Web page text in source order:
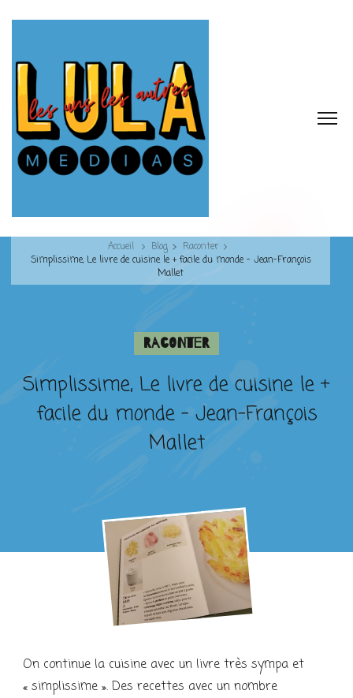
Accueil Blog
Raconter
Simplissime, Le livre de cuisine le + facile du monde – Jean-François
Mallet
Raconter
Simplissime, Le livre de cuisine le +
facile du monde – Jean-François
Mallet
On continue la cuisine avec un livre très sympa et
« simplissime ». Des recettes avec un nombre